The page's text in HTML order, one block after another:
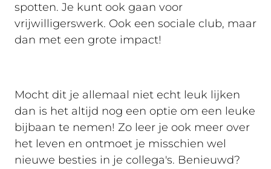
spotten. Je kunt ook gaan voor
vrijwilligerswerk. Ook een sociale club, maar
dan met een grote impact!
Mocht dit je allemaal niet echt leuk lijken
dan is het altijd nog een optie om een leuke
bijbaan te nemen! Zo leer je ook meer over
het leven en ontmoet je misschien wel
nieuwe besties in je collega's. Benieuwd?